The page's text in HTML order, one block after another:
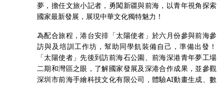
夢，擔任文旅小記者，勇闖新疆與前海，以青年視角探索
國家最新發展，展現中華文化獨特魅力！
為配合旅程，港台安排「太陽使者」於六月份參與前海參
訪與及培訓工作坊，幫助同學飢裝備自己，準備出發！
「太陽使者」先後到訪前海石公園、前海深港青年夢工場
二期和灣區之眼，了解國家發展及深港合作成果，並參觀
深圳市前海手繪科技文化有限公司，體驗AI動畫生成、數